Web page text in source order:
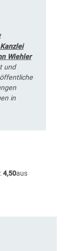
Kanzlei
Wiehler
und
in
4,50aus